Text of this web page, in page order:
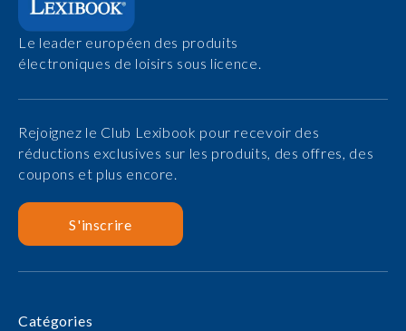
Le leader européen des produits
électroniques de loisirs sous licence.
Rejoignez le Club Lexibook pour recevoir des
réductions exclusives sur les produits, des offres, des
coupons et plus encore.
S'inscrire
Catégories